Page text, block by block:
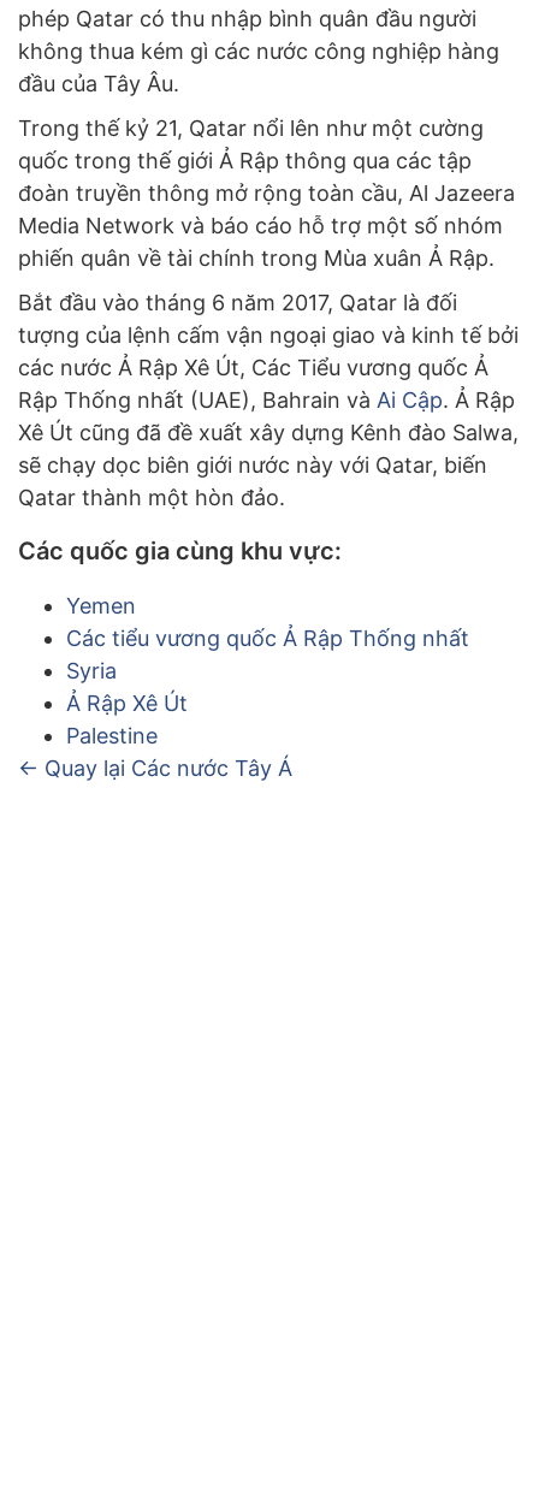
phép Qatar có thu nhập bình quân đầu người
không thua kém gì các nước công nghiệp hàng
đầu của Tây Âu.
Trong thế kỷ 21, Qatar nổi lên như một cường
quốc trong thế giới Ả Rập thông qua các tập
đoàn truyền thông mở rộng toàn cầu, Al Jazeera
Media Network và báo cáo hỗ trợ một số nhóm
phiến quân về tài chính trong Mùa xuân Ả Rập.
Bắt đầu vào tháng 6 năm 2017, Qatar là đối
tượng của lệnh cấm vận ngoại giao và kinh tế bởi
các nước Ả Rập Xê Út, Các Tiểu vương quốc Ả
Rập Thống nhất (UAE), Bahrain và Ai Cập. Ả Rập
Xê Út cũng đã đề xuất xây dựng Kênh đào Salwa,
sẽ chạy dọc biên giới nước này với Qatar, biến
Qatar thành một hòn đảo.
Các quốc gia cùng khu vực:
Yemen
Các tiểu vương quốc Ả Rập Thống nhất
Syria
Ả Rập Xê Út
Palestine
← Quay lại Các nước Tây Á